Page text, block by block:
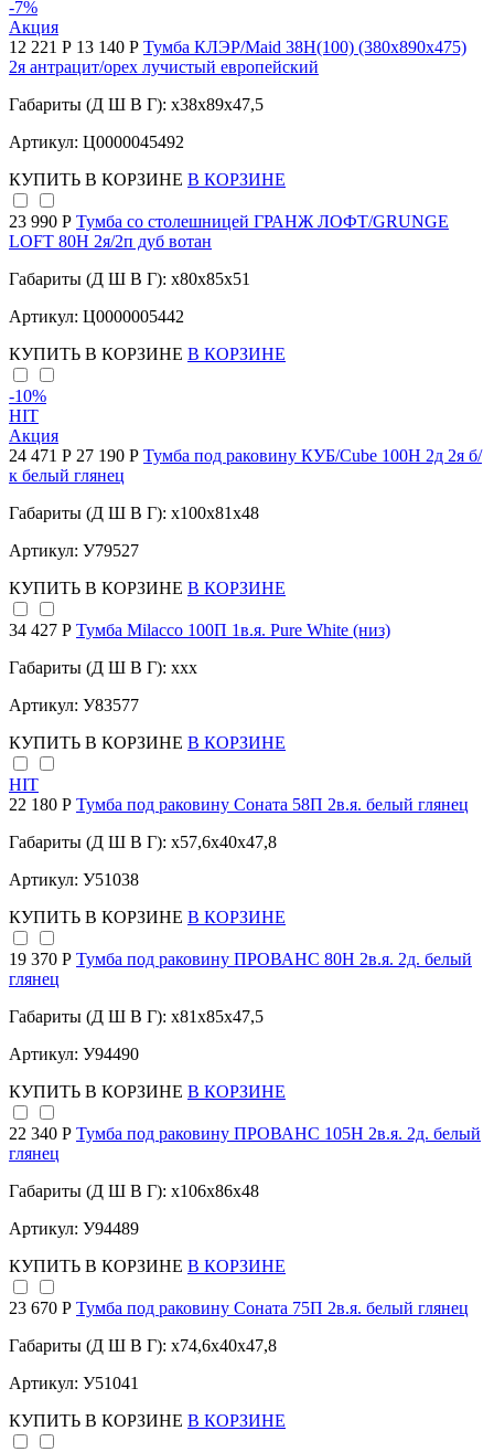
-7%
Акция
12 221 Р 13 140 Р Тумба КЛЭР/Maid 38Н(100) (380х890х475)
2я антрацит/орех лучистый европейский
Габариты (Д Ш В Г): x38x89x47,5
Артикул: Ц0000045492
КУПИТЬ В КОРЗИНЕ В КОРЗИНЕ
23 990 Р Тумба со столешницей ГРАНЖ ЛОФТ/GRUNGE
LOFT 80Н 2я/2п дуб вотан
Габариты (Д Ш В Г): x80x85x51
Артикул: Ц0000005442
КУПИТЬ В КОРЗИНЕ В КОРЗИНЕ
-10%
HIT
Акция
24 471 Р 27 190 Р Тумба под раковину КУБ/Cube 100Н 2д 2я б/
к белый глянец
Габариты (Д Ш В Г): x100x81x48
Артикул: У79527
КУПИТЬ В КОРЗИНЕ В КОРЗИНЕ
34 427 Р Тумба Milacco 100П 1в.я. Pure White (низ)
Габариты (Д Ш В Г): xxx
Артикул: У83577
КУПИТЬ В КОРЗИНЕ В КОРЗИНЕ
HIT
22 180 Р Тумба под раковину Соната 58П 2в.я. белый глянец
Габариты (Д Ш В Г): x57,6x40x47,8
Артикул: У51038
КУПИТЬ В КОРЗИНЕ В КОРЗИНЕ
19 370 Р Тумба под раковину ПРОВАНС 80Н 2в.я. 2д. белый
глянец
Габариты (Д Ш В Г): x81x85x47,5
Артикул: У94490
КУПИТЬ В КОРЗИНЕ В КОРЗИНЕ
22 340 Р Тумба под раковину ПРОВАНС 105Н 2в.я. 2д. белый
глянец
Габариты (Д Ш В Г): x106x86x48
Артикул: У94489
КУПИТЬ В КОРЗИНЕ В КОРЗИНЕ
23 670 Р Тумба под раковину Соната 75П 2в.я. белый глянец
Габариты (Д Ш В Г): x74,6x40x47,8
Артикул: У51041
КУПИТЬ В КОРЗИНЕ В КОРЗИНЕ